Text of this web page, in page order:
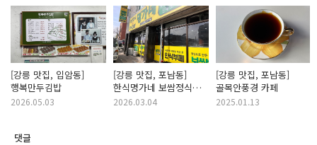
[강릉 맛집, 입암동]
행복만두김밥
2026.05.03
[강릉 맛집, 포남동]
한식명가네 보쌈정식
한식뷔페
2026.03.04
[강릉 맛집, 포남동]
골목안풍경 카페
2025.01.13
댓글